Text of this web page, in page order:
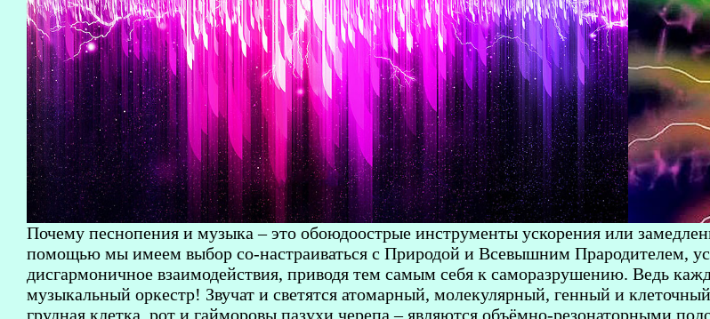
Почему песнопения и музыка – это обоюдоострые инструменты ускорения или
помощью мы имеем выбор со-настраиваться с Природой и Всевышним Прародителем,
дисгармоничное взаимодействия, приводя тем самым себя к саморазрушению. Ведь
музыкальный оркестр! Звучат и светятся атомарный, молекулярный, генный и
грудная клетка, рот и гайморовы пазухи черепа – являются объёмно-резонаторными